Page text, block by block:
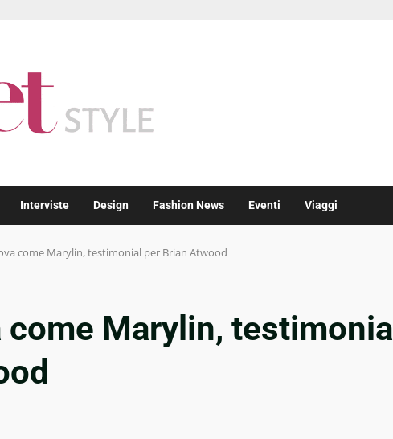
Interviste Design Fashion News Eventi Viaggi
come Marylin, testimonial per Brian Atwood
come Marylin, testimonial